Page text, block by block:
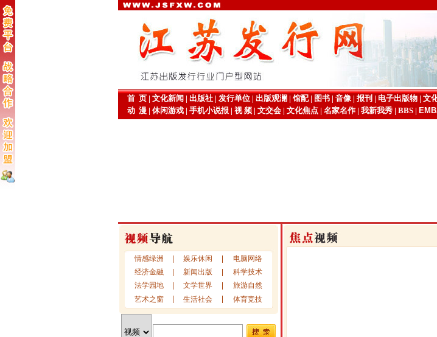
首 页| 文化新闻 | 出版社| 发行单位| 出版观澜 | 馆配| 图书| 音像| 报刊 | 电子出版物| 文
动 漫| 休闲游戏| 手机小说报| 视 频| 文交会| 文化焦点| 名家名作| 我新我秀| BBS|
情感绿洲 娱乐休闲
电脑网络
经济金融
新闻出版
科学技术
法学园地
文学世界
旅游自然
艺术之窗
生活社会 体育竞技